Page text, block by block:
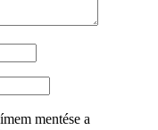
mentése a